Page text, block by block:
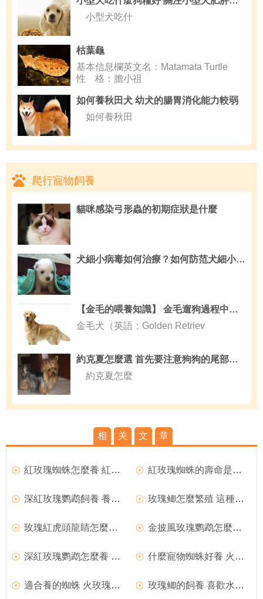
小型犬吃什
枯葉龜
基本信息欄英文名：Matamata Turtle
性 格：膽小祖
如何養秋田犬 幼犬的腸胃消化能力較弱
如何養秋田
爬行寵物飼養
貓咪感染弓形蟲的初期症狀是什麼
犬細小病毒如何治療？如何防范犬細小病毒措施？
【金毛的喂養知識】 金毛遛狗過程中的幾個注意事項
金毛犬（英語：Golden Retriev
約克夏怎麼選 首先要注意狗狗的尾部下方
約克夏怎麼
相 关 文 章
紅玫瑰蜘蛛怎麼養 紅玫瑰蜘蛛的飼養方法 紅玫瑰蜘蛛的壽命是多少
深紅玫瑰鹦鹉飼養 養深紅玫瑰鹦鹉的細節 玫瑰鲫怎麼繁殖 這種魚很容易繁殖
玫瑰紅虎頭龍睛怎麼養 該魚飼養難度不大 金披風玫瑰鹦鹉怎麼養 金披風玫瑰鹦鹉注意事項
深紅玫瑰鹦鹉怎麼養 深紅玫瑰鹦鹉飼養注意事項 什麼寵物蜘蛛好養 火玫瑰是個不錯選擇
適合養的蜘蛛 火玫瑰是現流行的蜘蛛品種 玫瑰鲫的飼養 喜歡水草茂盛的水體和老水